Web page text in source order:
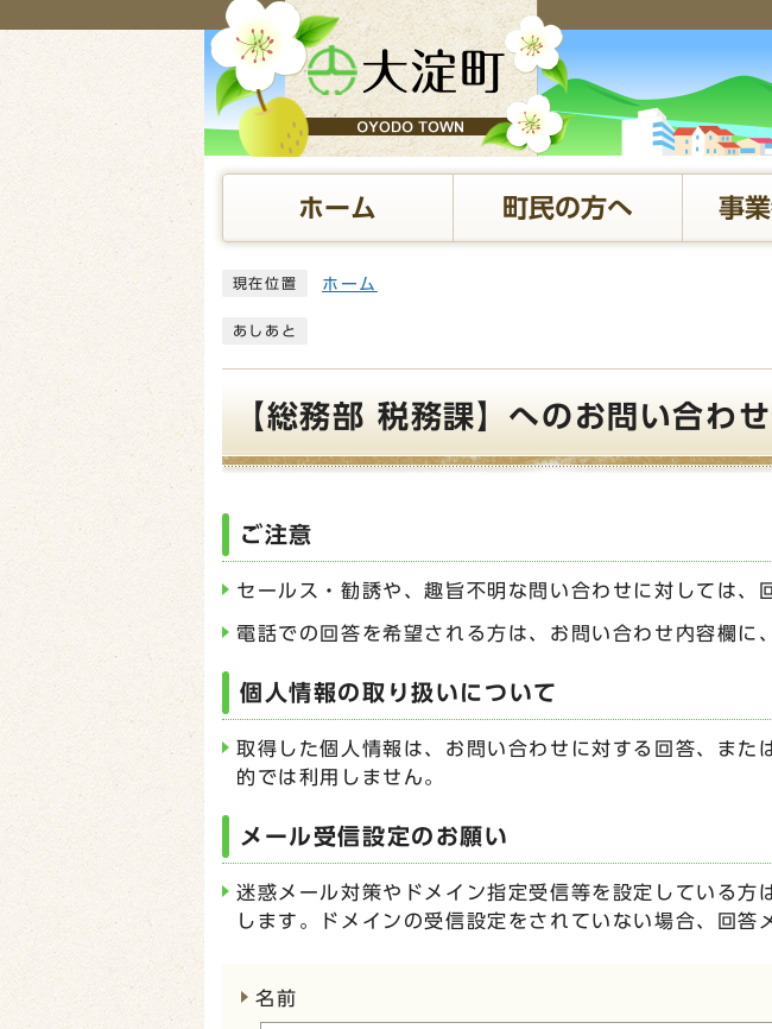
ホーム 町民の方へ 事
ここから本文です 現在位置 ホーム
あしあと
【総務部 税務課】へのお問い合わせ
ご注意
セールス・勧誘や、趣旨不明な問い合わせに対しては、
電話での回答を希望される方は、お問い合わせ内容欄に
個人情報の取り扱いについて
取得した個人情報は、お問い合わせに対する回答、ま
的では利用しません。
メール受信設定のお願い
迷惑メール対策やドメイン指定受信等を設定している
します。ドメインの受信設定をされていない場合、回答
名前